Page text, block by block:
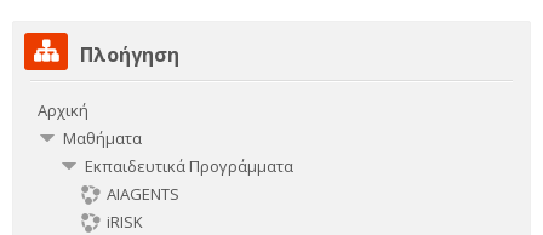
Παράλειψη
ΠλοήγησηΠλοήγηση
Αρχική
Μαθήματα
Εκπαιδευτικά Προγράμματα
AIAGENTS
iRISK